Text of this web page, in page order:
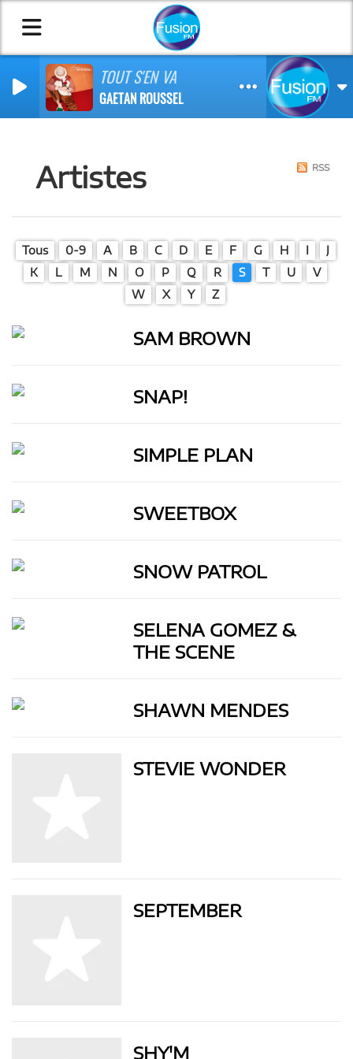
TOUT S'EN VA
GAETAN ROUSSEL
Artistes RSS
Tous 0-9 A B C D E F G H I
J
K
L M N O P Q R S T U
V
W
X Y Z
SAM BROWN
SNAP!
SIMPLE PLAN
SWEETBOX
SNOW PATROL
SELENA GOMEZ &
THE SCENE
SHAWN MENDES
STEVIE WONDER
SEPTEMBER
SHY'M